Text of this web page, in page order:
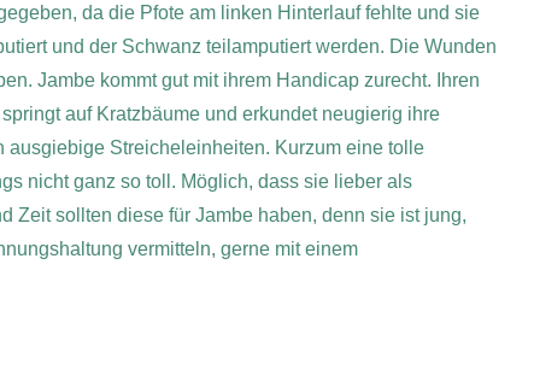
da die Pfote am linken Hinterlauf fehlte und sie
und der Schwanz teilamputiert werden. Die Wunden
Jambe kommt gut mit ihrem Handicap zurecht. Ihren
auf Kratzbäume und erkundet neugierig ihre
Streicheleinheiten. Kurzum eine tolle
nicht ganz so toll. Möglich, dass sie lieber als
Zeit sollten diese für Jambe haben, denn sie ist jung,
vermitteln, gerne mit einem